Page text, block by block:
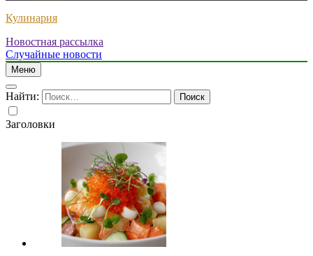
Кулинария
Новостная рассылка
Случайные новости
Меню
Найти:
Заголовки